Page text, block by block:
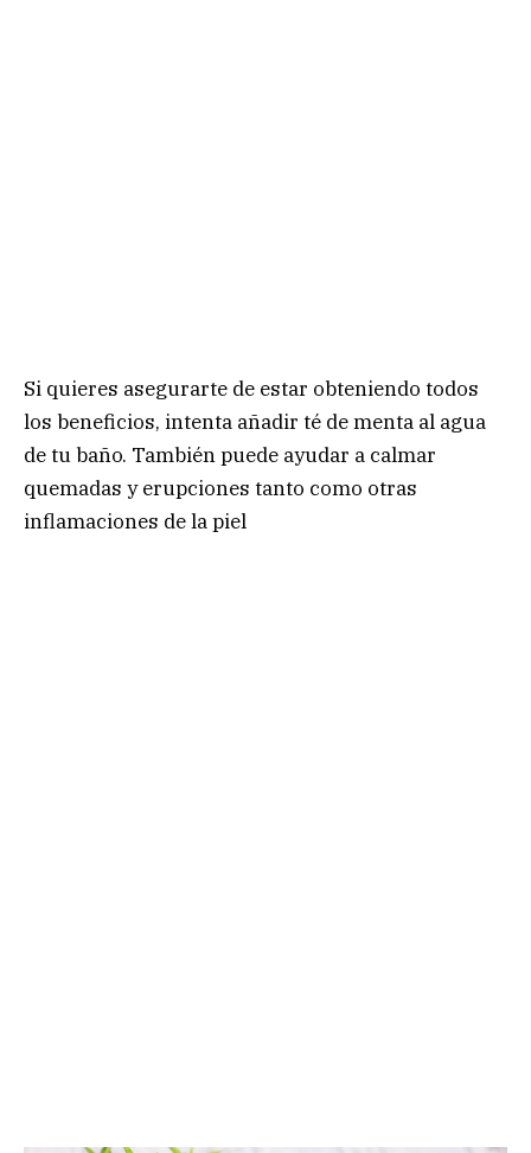
Si quieres asegurarte de estar obteniendo todos
los beneficios, intenta añadir té de menta al agua
de tu baño. También puede ayudar a calmar
quemadas y erupciones tanto como otras
inflamaciones de la piel